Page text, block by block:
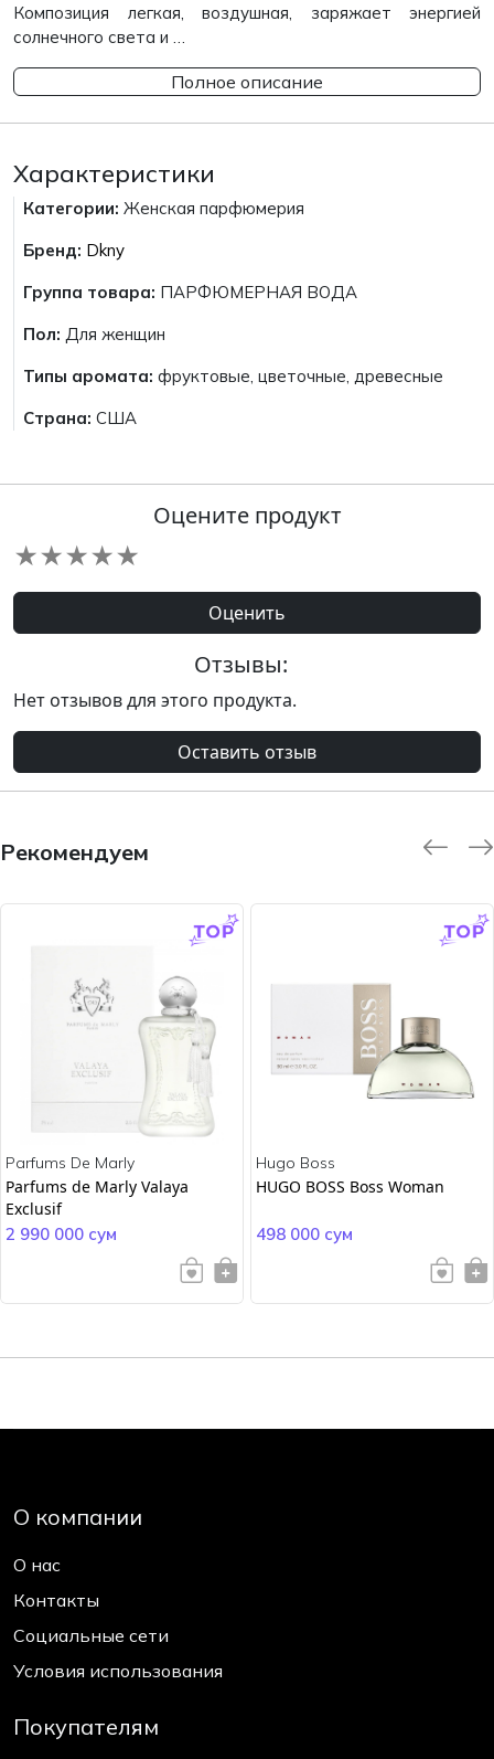
Композиция легкая, воздушная, заряжает энергией
солнечного света и …
Полное описание
Характеристики
Категории: Женская парфюмерия
Бренд: Dkny
Группа товара: ПАРФЮМЕРНАЯ ВОДА
Пол: Для женщин
Типы аромата: фруктовые, цветочные, древесные
Страна: США
Оцените продукт
★
★
★
★
★
Оценить
Отзывы:
Нет отзывов для этого продукта.
Оставить отзыв
Рекомендуем
Parfums De Marly
Parfums de Marly Valaya
Exclusif
2 990 000 сум
Hugo Boss
HUGO BOSS Boss Woman
498 000 сум
О компании
О нас
Контакты
Социальные сети
Условия использования
Покупателям